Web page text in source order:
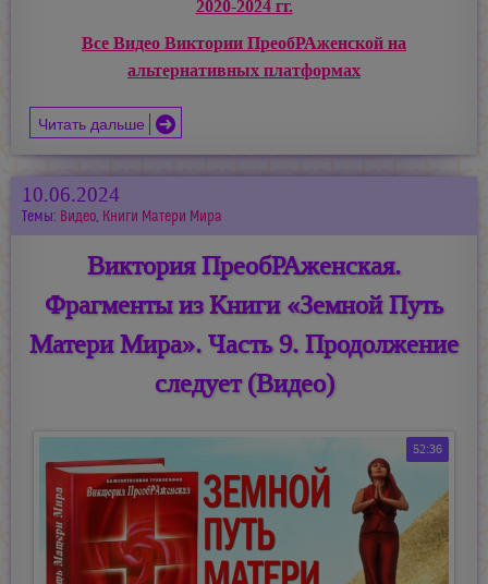
2020-2024 гг.
Все Видео Виктории ПреобРАженской на
альтернативных платформах
Читать дальше
10.06.2024
Темы: Видео, Книги Матери Мира
Виктория ПреобРАженская.
Фрагменты из Книги «Земной Путь
Матери Мира». Часть 9. Продолжение
следует (Видео)
52:36